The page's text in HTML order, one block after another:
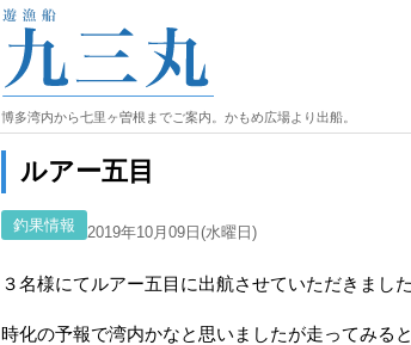
博多湾内から七里ヶ曽根までご案内。かもめ広場より出船。
ルアー五目
釣果情報 2019年10月09日(水曜日)
３名様にてルアー五目に出航させていただきました
時化の予報で湾内かなと思いましたが走ってみる